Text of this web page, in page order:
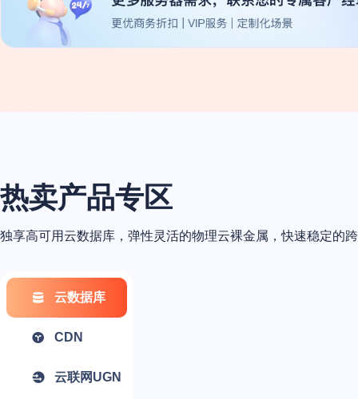
热卖产品专区
独享高可用云数据库，弹性灵活的物理云裸金属，快速稳定的
云数据库
CDN
云联网UGN